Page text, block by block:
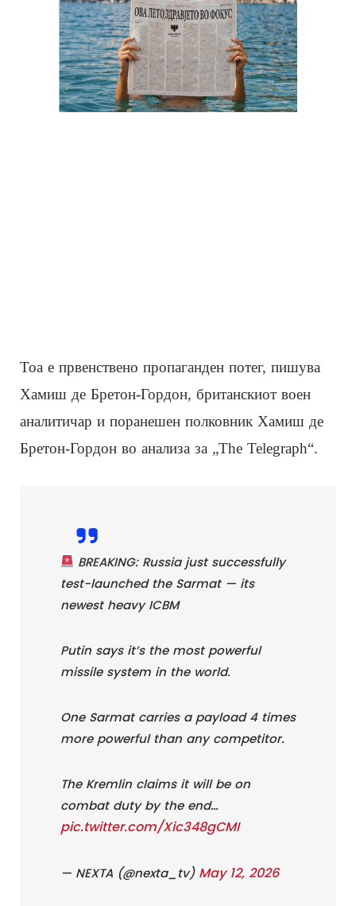
Тоа е првенствено пропаганден потег, пишува
Хамиш де Бретон-Гордон, британскиот воен
аналитичар и поранешен полковник Хамиш де
Бретон-Гордон во анализа за „The Telegraph“.
BREAKING: Russia just successfully
test-launched the Sarmat — its
newest heavy ICBM
Putin says it’s the most powerful
missile system in the world.
One Sarmat carries a payload 4 times
more powerful than any competitor.
The Kremlin claims it will be on
combat duty by the end…
pic.twitter.com/Xic348gCMI
— NEXTA (@nexta_tv) May 12, 2026